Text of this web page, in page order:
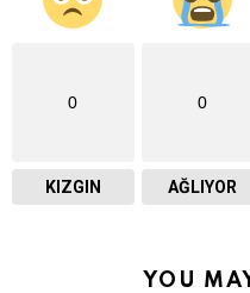
0
KIZGIN
0
AĞLIYOR
YOU